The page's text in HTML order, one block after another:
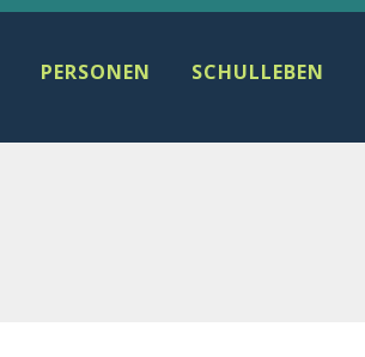
PERSONEN SCHULLEBEN